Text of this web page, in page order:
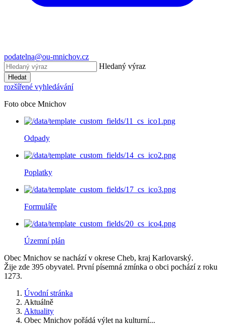
podatelna@ou-mnichov.cz
Hledaný výraz
Hledat
rozšířené vyhledávání
Foto obce Mnichov
Odpady
Poplatky
Formuláře
Územní plán
Obec Mnichov se nachází v okrese Cheb, kraj Karlovarský.
Žije zde 395 obyvatel. První písemná zmínka o obci pochází z roku
1273.
Úvodní stránka
Aktuálně
Aktuality
Obec Mnichov pořádá výlet na kulturní...